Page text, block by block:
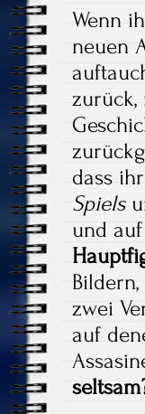
Wenn
neuen
dass ihr
Spiels
und
zwei
auf